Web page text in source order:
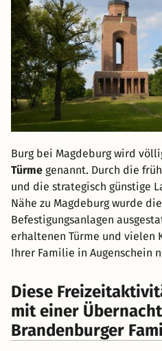
Burg bei Magdeburg wird
Türme genannt. Durch die
und die strategisch günstige
Nähe zu Magdeburg wurde
Befestigungsanlagen
erhaltenen Türme und vielen
Ihrer Familie in Augenschein
Diese
mit einer
Brandenburger